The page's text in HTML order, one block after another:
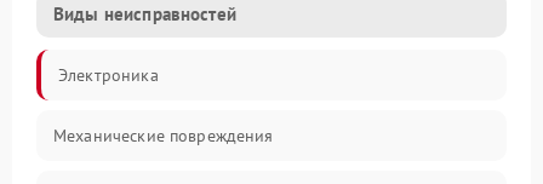
Виды неисправностей
Электроника
Механические повреждения